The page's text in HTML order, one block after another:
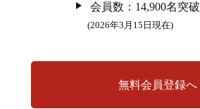
会員数：14,900名突破
(2026年3月15日現在)
無料会員登録へ